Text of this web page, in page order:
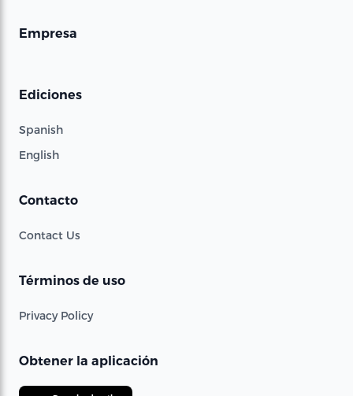
Empresa
Ediciones
Spanish
English
Contacto
Contact Us
Términos de uso
Privacy Policy
Obtener la aplicación